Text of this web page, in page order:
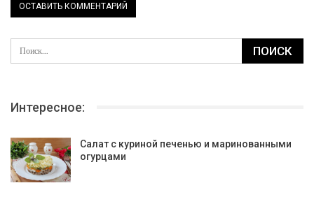
Интересное:
Салат с куриной печенью и маринованными
огурцами